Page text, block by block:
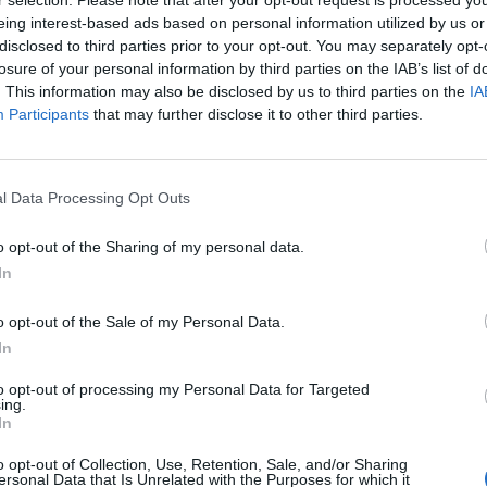
interest-based ads based on personal information utilized by us
to third parties prior to your opt-out. You may separately
of your personal information by third parties on the IAB’s list of
This information may also be disclosed by us to third parties on the
Participants that may further disclose it to other third parties.
Data Processing Opt Outs
opt-out of the Sharing of my personal data.
opt-out of the Sale of my Personal Data.
opt-out of processing my Personal Data for Targeted
opt-out of Collection, Use, Retention, Sale, and/or Sharing
Data that Is Unrelated with the Purposes for which it
Keine telefonische Kundenbetreuung
We are looking for a reliable, multilingual team member in
translations, and international coordination
Responsibilities:
Processing customer orders and inquiries in German-
Recording, reviewing, and confirming orders in German
Supporting the preparation and compilation of tender
Communicating and coordinating with subcontractors in
On-site presence required in the office (Kavala)